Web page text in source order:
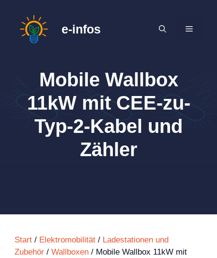
springen
e-infos MENÜ
Mobile Wallbox
11kW mit CEE-zu-
Typ-2-Kabel und
Zähler
Start / Elektromobilität / Ladestationen und
Zubehör / Wallboxen / Mobile Wallbox 11kW mit